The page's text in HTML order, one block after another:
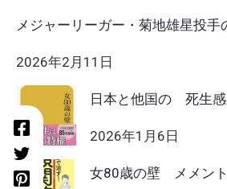
メジャーリーガー・菊地雄星投手
2026年2月11日
日本と他国の 死生
2026年1月6日
女80歳の壁 メメン